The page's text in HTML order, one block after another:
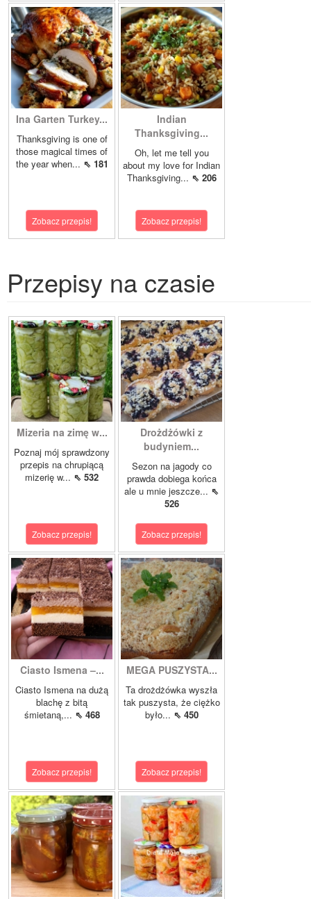
Ina Garten Turkey...
Thanksgiving is one of
those magical times of
the year when... ⇖ 181
Zobacz przepis!
Indian
Thanksgiving...
Oh, let me tell you
about my love for Indian
Thanksgiving... ⇖ 206
Zobacz przepis!
Przepisy na czasie
Mizeria na zimę w...
Poznaj mój sprawdzony
przepis na chrupiącą
mizerię w... ⇖ 532
Zobacz przepis!
Drożdżówki z
budyniem...
Sezon na jagody co
prawda dobiega końca
ale u mnie jeszcze... ⇖
526
Zobacz przepis!
Ciasto Ismena –...
Ciasto Ismena na dużą
blachę z bitą
śmietaną,... ⇖ 468
Zobacz przepis!
MEGA PUSZYSTA...
Ta drożdżówka wyszła
tak puszysta, że ciężko
było... ⇖ 450
Zobacz przepis!